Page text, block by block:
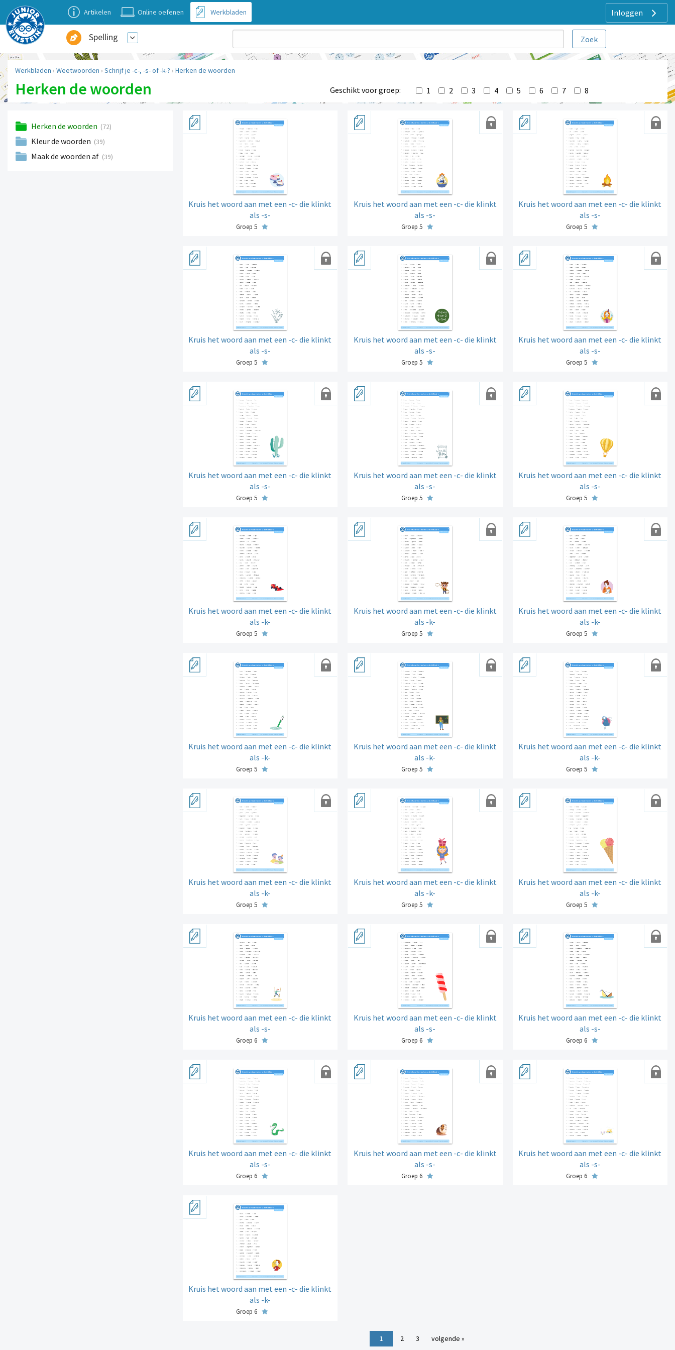
Inloggen
Artikelen Online oefenen Werkbladen
Spelling
Werkbladen › Weetwoorden › Schrijf je -c-, -s- of -k-? › Herken de woorden
Herken de woorden Geschikt voor groep: 1 2 3 4 5 6 7 8
Herken de woorden (72)
Kleur de woorden (39)
Maak de woorden af (39)
Kruis het woord aan met een -c- die klinkt
als -s-
Groep 5
Kruis het woord aan met een -c- die klinkt
als -s-
Groep 5
Kruis het woord aan met een -c- die klinkt
als -s-
Groep 5
Kruis het woord aan met een -c- die klinkt
als -s-
Groep 5
Kruis het woord aan met een -c- die klinkt
als -s-
Groep 5
Kruis het woord aan met een -c- die klinkt
als -s-
Groep 5
Kruis het woord aan met een -c- die klinkt
als -s-
Groep 5
Kruis het woord aan met een -c- die klinkt
als -s-
Groep 5
Kruis het woord aan met een -c- die klinkt
als -s-
Groep 5
Kruis het woord aan met een -c- die klinkt
als -k-
Groep 5
Kruis het woord aan met een -c- die klinkt
als -k-
Groep 5
Kruis het woord aan met een -c- die klinkt
als -k-
Groep 5
Kruis het woord aan met een -c- die klinkt
als -k-
Groep 5
Kruis het woord aan met een -c- die klinkt
als -k-
Groep 5
Kruis het woord aan met een -c- die klinkt
als -k-
Groep 5
Kruis het woord aan met een -c- die klinkt
als -k-
Groep 5
Kruis het woord aan met een -c- die klinkt
als -k-
Groep 5
Kruis het woord aan met een -c- die klinkt
als -k-
Groep 5
Kruis het woord aan met een -c- die klinkt
als -s-
Groep 6
Kruis het woord aan met een -c- die klinkt
als -s-
Groep 6
Kruis het woord aan met een -c- die klinkt
als -s-
Groep 6
Kruis het woord aan met een -c- die klinkt
als -s-
Groep 6
Kruis het woord aan met een -c- die klinkt
als -s-
Groep 6
Kruis het woord aan met een -c- die klinkt
als -s-
Groep 6
Kruis het woord aan met een -c- die klinkt
als -k-
Groep 6
1 2 3 volgende »